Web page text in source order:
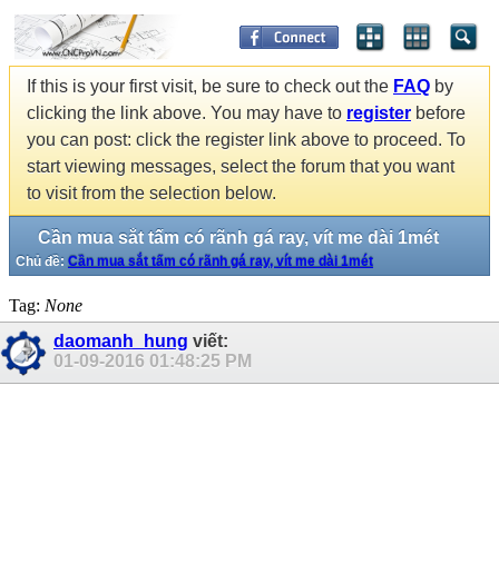
If this is your first visit, be sure to check out the FAQ by
clicking the link above. You may have to register before
you can post: click the register link above to proceed. To
start viewing messages, select the forum that you want
to visit from the selection below.
Cần mua sắt tấm có rãnh gá ray, vít me dài 1mét
Chủ đề: Cần mua sắt tấm có rãnh gá ray, vít me dài 1mét
Tag: None
daomanh_hung viết:
01-09-2016 01:48:25 PM